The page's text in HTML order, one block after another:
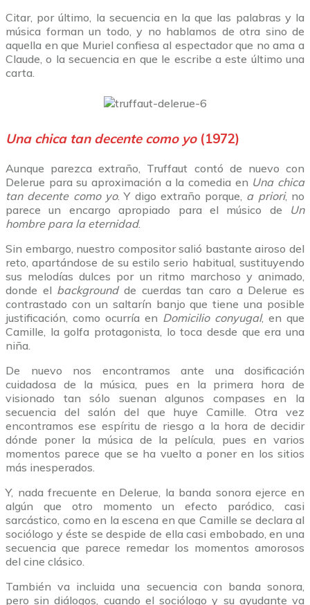
Citar, por último, la secuencia en la que las palabras y la
música forman un todo, y no hablamos de otra sino de
aquella en que Muriel confiesa al espectador que no ama a
Claude, o la secuencia en que le escribe a este último una
carta.
Una chica tan decente como yo(1972)
Aunque parezca extraño, Truffaut contó de nuevo con
Delerue para su aproximación a la comedia en Una chica
tan decente como yo. Y digo extraño porque, a priori, no
parece un encargo apropiado para el músico de Un
hombre para la eternidad.
Sin embargo, nuestro compositor salió bastante airoso del
reto, apartándose de su estilo serio habitual, sustituyendo
sus melodías dulces por un ritmo marchoso y animado,
donde el backgroundde cuerdas tan caro a Delerue es
contrastado con un saltarín banjo que tiene una posible
justificación, como ocurría en Domicilio conyugal, en que
Camille, la golfa protagonista, lo toca desde que era una
niña.
De nuevo nos encontramos ante una dosificación
cuidadosa de la música, pues en la primera hora de
visionado tan sólo suenan algunos compases en la
secuencia del salón del que huye Camille. Otra vez
encontramos ese espíritu de riesgo a la hora de decidir
dónde poner la música de la película, pues en varios
momentos parece que se ha vuelto a poner en los sitios
más inesperados.
Y, nada frecuente en Delerue, la banda sonora ejerce en
algún que otro momento un efecto paródico, casi
sarcástico, como en la escena en que Camille se declara al
sociólogo y éste se despide de ella casi embobado, en una
secuencia que parece remedar los momentos amorosos
del cine clásico.
También va incluida una secuencia con banda sonora,
pero sin diálogos, cuando el sociólogo y su ayudante va